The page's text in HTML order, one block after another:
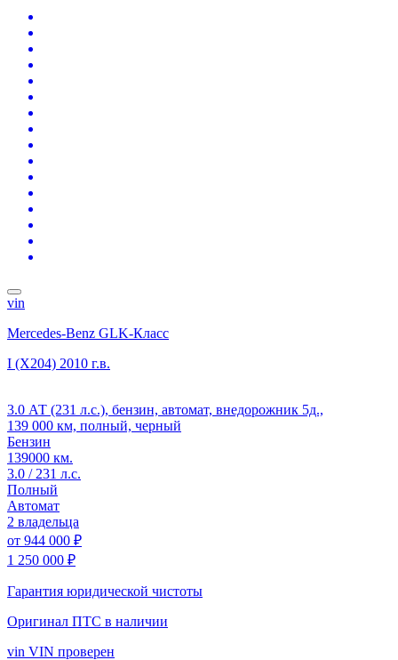
vin
Mercedes-Benz GLK-Класс
I (X204) 2010 г.в.
3.0 АТ (231 л.с.), бензин, автомат, внедорожник 5д.,
139 000 км, полный, черный
Бензин
139000 км.
3.0 / 231 л.с.
Полный
Автомат
2 владельца
от 944 000 ₽
1 250 000 ₽
Гарантия юридической чистоты
Оригинал ПТС в наличии
vin VIN проверен